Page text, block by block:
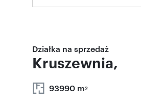
Działka na sprzedaż
Kruszewnia,
93990 m2